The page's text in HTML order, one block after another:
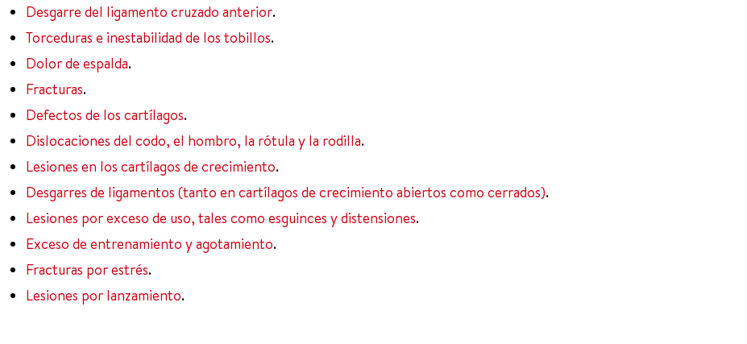
Desgarre del ligamento cruzado anterior.
Torceduras e inestabilidad de los tobillos.
Dolor de espalda.
Fracturas.
Defectos de los cartílagos.
Dislocaciones del codo, el hombro, la rótula y la rodilla.
Lesiones en los cartílagos de crecimiento.
Desgarres de ligamentos (tanto en cartílagos de crecimiento abiertos como cerrados).
Lesiones por exceso de uso, tales como esguinces y distensiones.
Exceso de entrenamiento y agotamiento.
Fracturas por estrés.
Lesiones por lanzamiento.